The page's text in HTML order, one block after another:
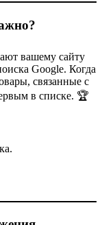
давно в ТОПе?
SEO-
вашему сайту
Google. Когда
связанные с
в списке. 🏆